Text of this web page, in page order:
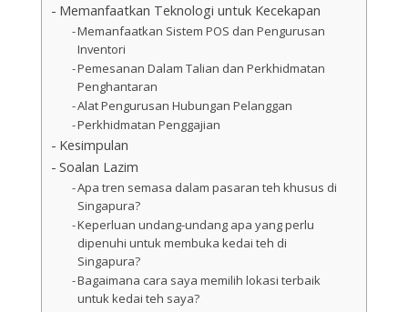
Memanfaatkan Teknologi untuk Kecekapan
Memanfaatkan Sistem POS dan Pengurusan
Inventori
Pemesanan Dalam Talian dan Perkhidmatan
Penghantaran
Alat Pengurusan Hubungan Pelanggan
Perkhidmatan Penggajian
Kesimpulan
Soalan Lazim
Apa tren semasa dalam pasaran teh khusus di
Singapura?
Keperluan undang-undang apa yang perlu
dipenuhi untuk membuka kedai teh di
Singapura?
Bagaimana cara saya memilih lokasi terbaik
untuk kedai teh saya?